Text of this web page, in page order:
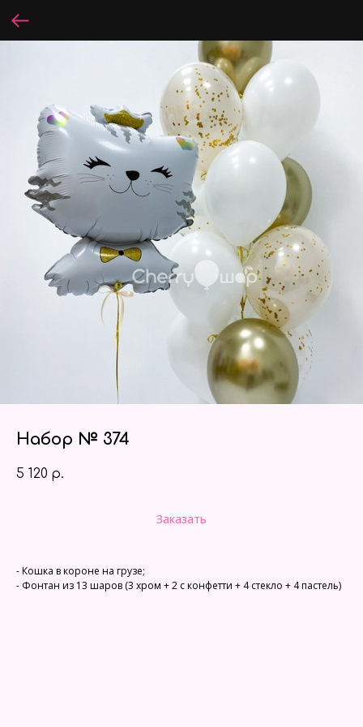
Набор № 374
5 120 р.
Заказать
- Кошка в короне на грузе;
- Фонтан из 13 шаров (3 хром + 2 с конфетти + 4 стекло + 4 пастель)